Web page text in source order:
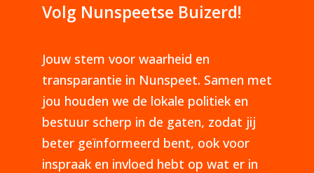
Volg Nunspeetse Buizerd!
Jouw stem voor waarheid en
transparantie in Nunspeet. Samen met
jou houden we de lokale politiek en
bestuur scherp in de gaten, zodat jij
beter geïnformeerd bent, ook voor
inspraak en invloed hebt op wat er in